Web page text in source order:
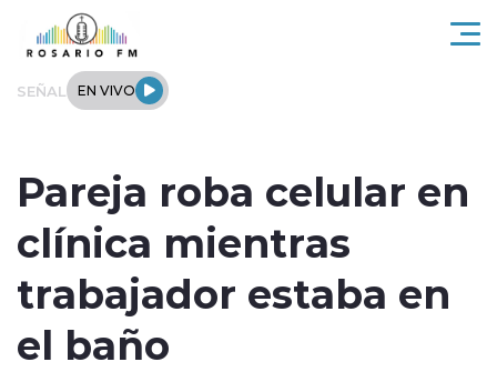
Click acá para ir directamente al contenido
SEÑAL EN VIVO
Actualidad
Regionales
Tendencias
Pareja roba celular en
clínica mientras
trabajador estaba en
el baño